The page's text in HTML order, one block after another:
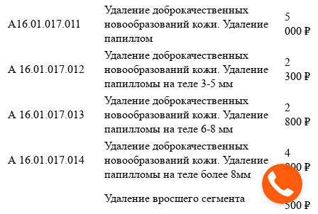
А16.01.017.011
Удаление доброкачественных
новообразований кожи. Удаление
папиллом
5
000 ₽
А 16.01.017.012
Удаление доброкачественных
новообразований кожи. Удаление
папилломы на теле 3-5 мм
2
300 ₽
А 16.01.017.013
Удаление доброкачественных
новообразований кожи. Удаление
папилломы на теле 6-8 мм
2
800 ₽
А 16.01.017.014
Удаление доброкачественных
новообразований кожи. Удаление
папилломы на теле более 8мм
4
800 ₽
Удаление вросшего сегмента
1
500 ₽